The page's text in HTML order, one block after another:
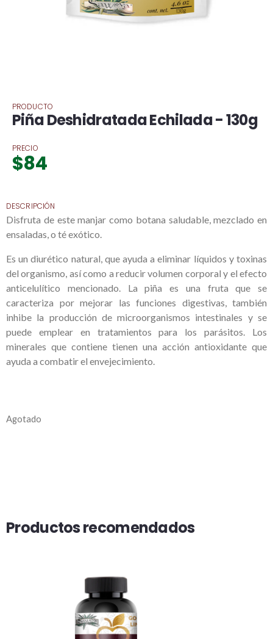
PRODUCTO
Piña Deshidratada Echilada - 130g
PRECIO
$84
DESCRIPCIÓN
Disfruta de este manjar como botana saludable, mezclado en
ensaladas, o té exótico.
Es un diurético natural, que ayuda a eliminar líquidos y toxinas
del organismo, así como a reducir volumen corporal y el efecto
anticelulítico mencionado. La piña es una fruta que se
caracteriza por mejorar las funciones digestivas, también
inhibe la producción de microorganismos intestinales y se
puede emplear en tratamientos para los parásitos. Los
minerales que contiene tienen una acción antioxidante que
ayuda a combatir el envejecimiento.
Agotado
Productos recomendados